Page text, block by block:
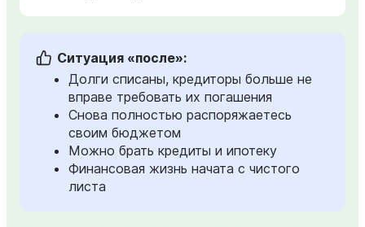
Ситуация «после»:
Долги списаны, кредиторы больше не
вправе требовать их погашения
Снова полностью распоряжаетесь
своим бюджетом
Можно брать кредиты и ипотеку
Финансовая жизнь начата с чистого
листа